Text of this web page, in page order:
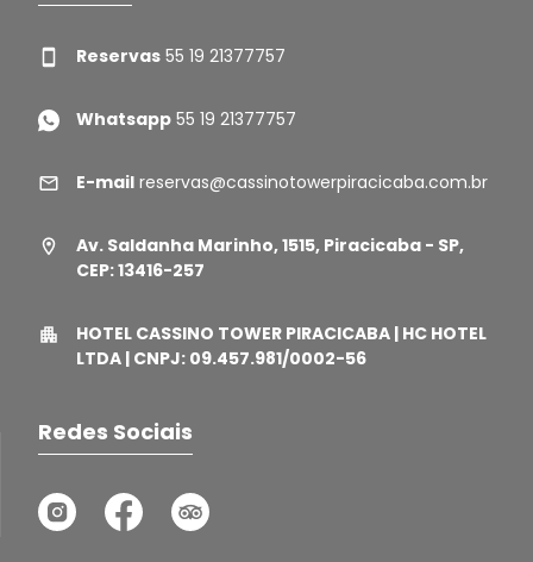
Reservas 55 19 21377757
Whatsapp 55 19 21377757
E-mail reservas@cassinotowerpiracicaba.com.br
Av. Saldanha Marinho, 1515, Piracicaba - SP,
CEP: 13416-257
HOTEL CASSINO TOWER PIRACICABA | HC HOTEL
LTDA | CNPJ: 09.457.981/0002-56
Redes Sociais